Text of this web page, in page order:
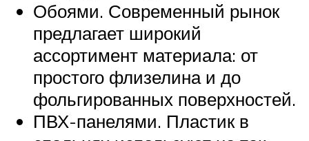
Обоями. Современный рынок
предлагает широкий
ассортимент материала: от
простого флизелина и до
фольгированных поверхностей.
ПВХ-панелями. Пластик в